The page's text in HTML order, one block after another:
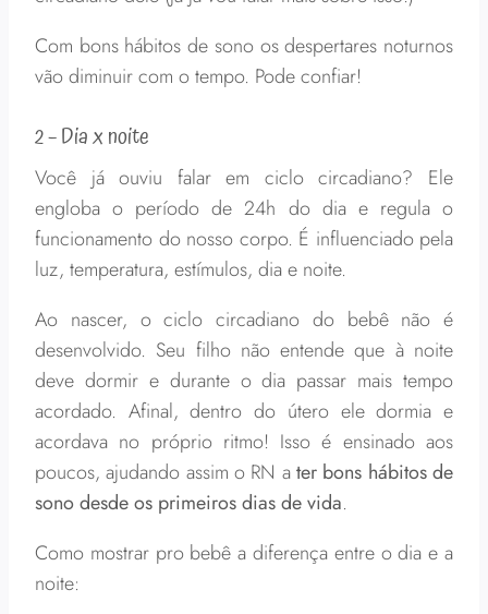
Com bons hábitos de sono os despertares noturnos
vão diminuir com o tempo. Pode confiar!
2 – Dia x noite
Você já ouviu falar em ciclo circadiano? Ele
engloba o período de 24h do dia e regula o
funcionamento do nosso corpo. É influenciado pela
luz, temperatura, estímulos, dia e noite.
Ao nascer, o ciclo circadiano do bebê não é
desenvolvido. Seu filho não entende que à noite
deve dormir e durante o dia passar mais tempo
acordado. Afinal, dentro do útero ele dormia e
acordava no próprio ritmo! Isso é ensinado aos
poucos, ajudando assim o RN ater bons hábitos de
sono desde os primeiros dias de vida.
Como mostrar pro bebê a diferença entre o dia e a
noite: